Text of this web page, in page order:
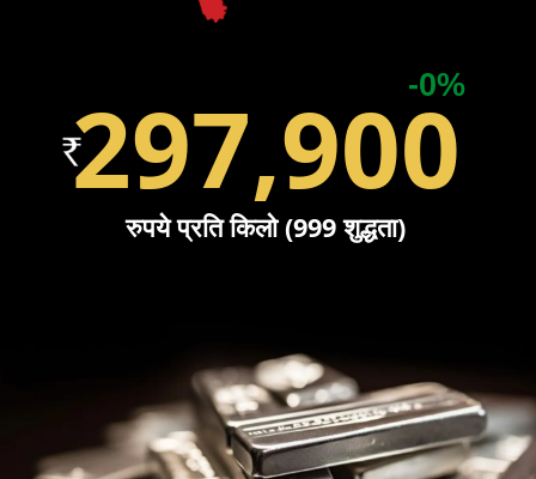
-0%
297,900
रुपये प्रति किलो (999 शुद्धता)